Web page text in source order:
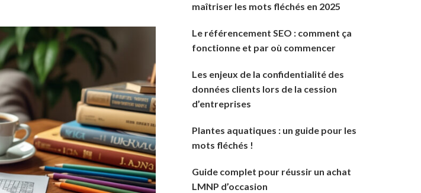
maîtriser les mots fléchés en 2025
Le référencement SEO : comment ça
fonctionne et par où commencer
Les enjeux de la confidentialité des
données clients lors de la cession
d’entreprises
Plantes aquatiques : un guide pour les
mots fléchés !
Guide complet pour réussir un achat
LMNP d’occasion